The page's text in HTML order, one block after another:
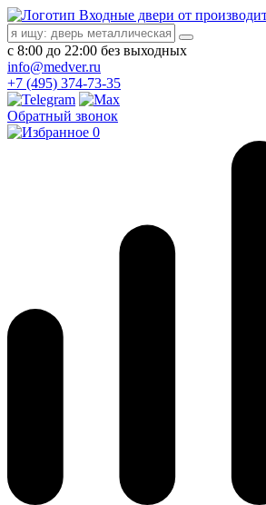
Входные двери от
с 8:00 до 22:00 без выходных
info@medver.ru
+7 (495) 374-73-35
Обратный звонок
0